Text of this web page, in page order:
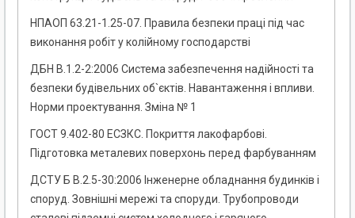
НПАОП 63.21-1.25-07. Правила безпеки праці під час
виконання робіт у колійному господарстві
ДБН В.1.2-2:2006 Система забезпечення надійності та
безпеки будівельних об`єктів. Навантаження і впливи.
Норми проектування. Зміна № 1
ГОСТ 9.402-80 ЕСЗКС. Покриття лакофарбові.
Підготовка металевих поверхонь перед фарбуванням
ДСТУ Б В.2.5-30:2006 Інженерне обладнання будинків і
споруд. Зовнішні мережі та споруди. Трубопроводи